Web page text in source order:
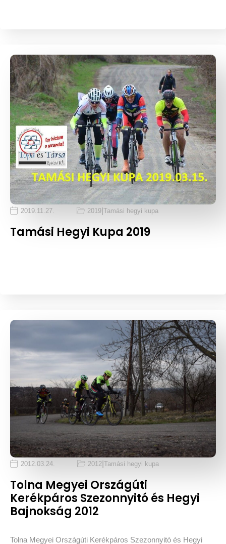
2019.11.27. 2019 Tamási hegyi kupa
Tamási Hegyi Kupa 2019
2012.03.24. 2012 Tamási hegyi kupa
Tolna Megyei Országúti
Kerékpáros Szezonnyitó és Hegyi
Bajnokság 2012
Tolna Megyei Országúti Kerékpáros Szezonnyitó és Hegyi